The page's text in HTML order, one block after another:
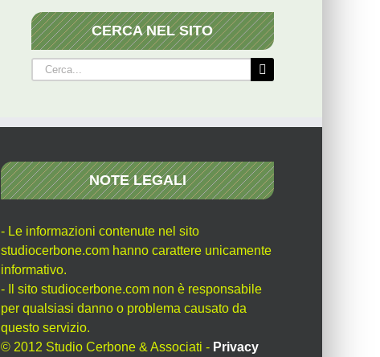
CERCA NEL SITO
Cerca
per:
NOTE LEGALI
- Le informazioni contenute nel sito
studiocerbone.com hanno carattere unicamente
informativo.
- Il sito studiocerbone.com non è responsabile
per qualsiasi danno o problema causato da
questo servizio.
© 2012 Studio Cerbone & Associati - Privacy